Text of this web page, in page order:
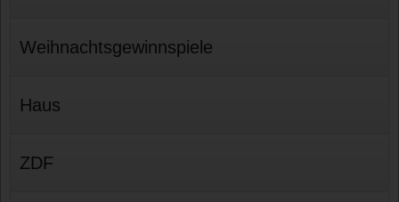
Weihnachtsgewinnspiele
Haus
ZDF